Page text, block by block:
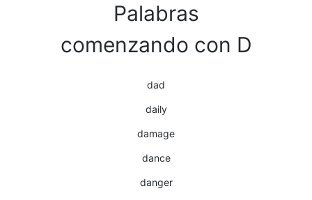
Palabras
comenzando con D
dad
daily
damage
dance
danger